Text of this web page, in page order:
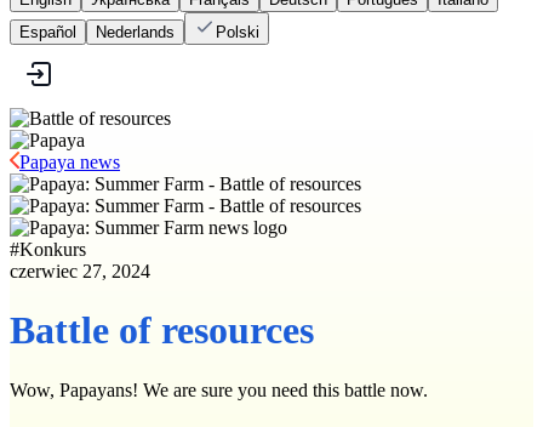
Español
Nederlands Polski
Papaya news
#Konkurs
czerwiec 27, 2024
Battle of resources
Wow, Papayans! We are sure you need this battle now.